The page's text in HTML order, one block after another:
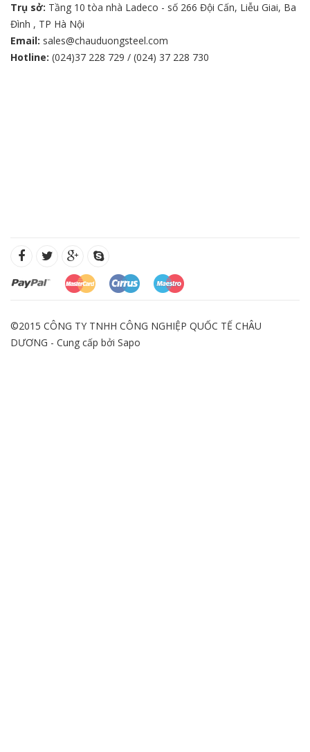
Trụ sở: Tầng 10 tòa nhà Ladeco - số 266 Đội Cấn, Liễu Giai, Ba
Đình , TP Hà Nội
Email: sales@chauduongsteel.com
Hotline: (024)37 228 729 / (024) 37 228 730
©2015 CÔNG TY TNHH CÔNG NGHIỆP QUỐC TẾ CHÂU
DƯƠNG - Cung cấp bởi Sapo